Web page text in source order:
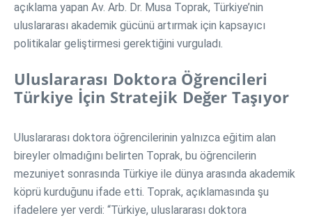
açıklama yapan Av. Arb. Dr. Musa Toprak, Türkiye’nin
uluslararası akademik gücünü artırmak için kapsayıcı
politikalar geliştirmesi gerektiğini vurguladı.
Uluslararası Doktora Öğrencileri
Türkiye İçin Stratejik Değer Taşıyor
Uluslararası doktora öğrencilerinin yalnızca eğitim alan
bireyler olmadığını belirten Toprak, bu öğrencilerin
mezuniyet sonrasında Türkiye ile dünya arasında akademik
köprü kurduğunu ifade etti. Toprak, açıklamasında şu
ifadelere yer verdi: “Türkiye, uluslararası doktora